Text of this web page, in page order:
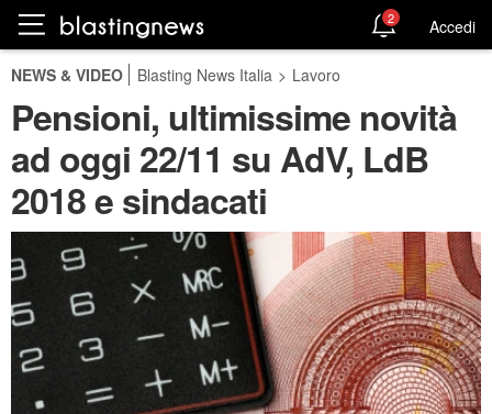
2 Accedi
NEWS & VIDEO Blasting News Italia > Lavoro
Pensioni, ultimissime novità
ad oggi 22/11 su AdV, LdB
2018 e sindacati